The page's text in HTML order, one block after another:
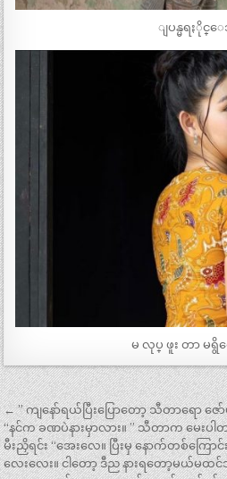
ျပန္မရႏိုင္
မ လုပ္ ဖူး တာ မ
Post
navigation
← ” ကျနော်ရယ်ပြီးပြောတော့ သီတာရော ဇ
“နင်က ခဏပဲနားမှာလား။ ” သီတာက မေး
မီးညှိရင်း “အေးလေ။ ပြီးမှ နောက်တစ်ကြေ
လေးလေး။ ငါတော့ ဒီည နားရတော့မယ်မထင်